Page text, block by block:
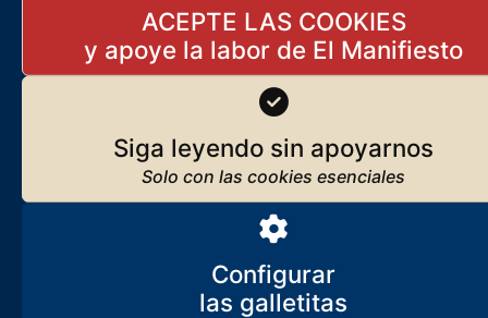
ACEPTE LAS COOKIES
Siga leyendo sin apoyarnos
Configurar
ha dado ahora por querer defender (militarmente y a riesgo de otra